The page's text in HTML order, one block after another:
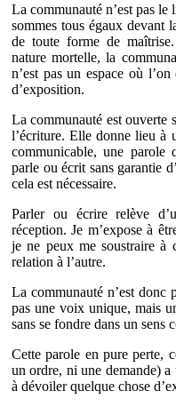
La communauté n’est pas
sommes tous égaux devant
de toute forme de
nature mortelle, la
n’est pas un espace où
d’exposition.
La communauté est ouverte
l’écriture. Elle donne lieu à
communicable, une parole
parle ou écrit sans garantie
cela est nécessaire.
Parler ou écrire relève
réception. Je m’expose à
je ne peux me soustraire à
relation à l’autre.
La communauté n’est donc
pas une voix unique, mais
sans se fondre dans un sens
Cette parole en pure perte,
un ordre, ni une demande)
à dévoiler quelque chose